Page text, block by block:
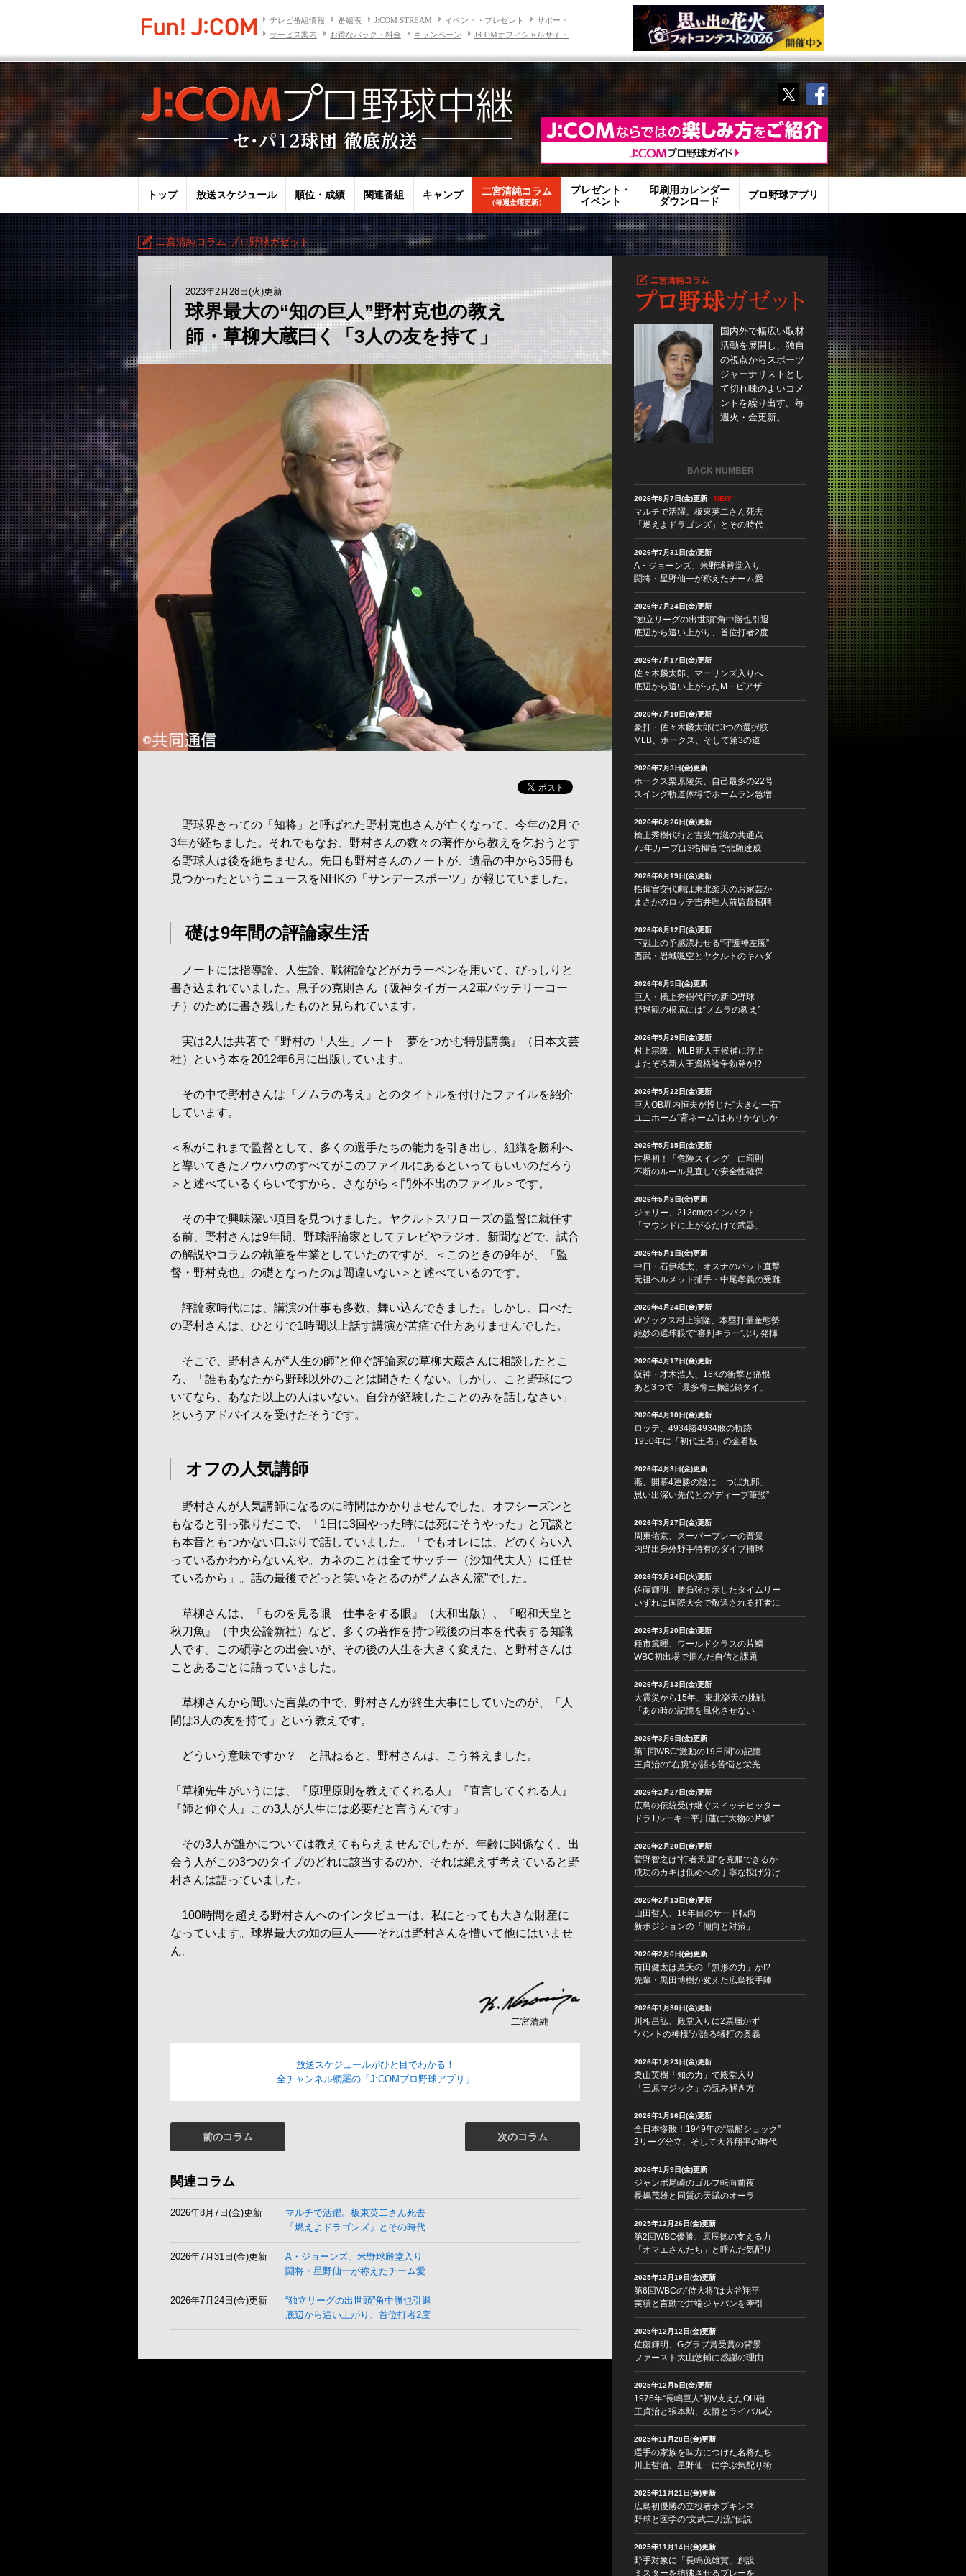
テレビ番組情報 番組表 J:COM STREAM イベント・プレゼント
サポート
サービス案内
お得なパック・料金 キャンペーン J:COMオフィシャルサイト
TwitterFacebook
トップ 放送スケジュール 順位・成績 関連番組 キャンプ 二宮清純コラム
（毎週金曜更新）
プレゼント・
イベント
印刷用カレンダー
ダウンロード
プロ野球アプリ
二宮清純コラム プロ野球ガゼット
2023年2月28日(火)更新
球界最大の“知の巨人”野村克也の教え
師・草柳大蔵曰く「3人の友を持て」
野球界きっての「知将」と呼ばれた野村克也さんが亡くなって、今年の2月で
3年が経ちました。それでもなお、野村さんの数々の著作から教えを乞おうとす
る野球人は後を絶ちません。先日も野村さんのノートが、遺品の中から35冊も
見つかったというニュースをNHKの「サンデースポーツ」が報じていました。
礎は9年間の評論家生活
ノートには指導論、人生論、戦術論などがカラーペンを用いて、びっしりと
書き込まれていました。息子の克則さん（阪神タイガース2軍バッテリーコー
チ）のために書き残したものと見られています。
実は2人は共著で『野村の「人生」ノート 夢をつかむ特別講義』（日本文芸
社）という本を2012年6月に出版しています。
その中で野村さんは『ノムラの考え』とのタイトルを付けたファイルを紹介
しています。
＜私がこれまで監督として、多くの選手たちの能力を引き出し、組織を勝利へ
と導いてきたノウハウのすべてがこのファイルにあるといってもいいのだろう
＞と述べているくらいですから、さながら＜門外不出のファイル＞です。
その中で興味深い項目を見つけました。ヤクルトスワローズの監督に就任す
る前、野村さんは9年間、野球評論家としてテレビやラジオ、新聞などで、試合
の解説やコラムの執筆を生業としていたのですが、＜このときの9年が、「監
督・野村克也」の礎となったのは間違いない＞と述べているのです。
評論家時代には、講演の仕事も多数、舞い込んできました。しかし、口べた
の野村さんは、ひとりで1時間以上話す講演が苦痛で仕方ありませんでした。
そこで、野村さんが“人生の師”と仰ぐ評論家の草柳大蔵さんに相談したとこ
ろ、「誰もあなたから野球以外のことは聞きたくない。しかし、こと野球につ
いてなら、あなた以上の人はいない。自分が経験したことのみを話しなさい」
というアドバイスを受けたそうです。
オフの人気講師
野村さんが人気講師になるのに時間はかかりませんでした。オフシーズンと
もなると引っ張りだこで、「1日に3回やった時には死にそうやった」と冗談と
も本音ともつかない口ぶりで話していました。「でもオレには、どのくらい入
っているかわからないんや。カネのことは全てサッチー（沙知代夫人）に任せ
ているから」。話の最後でどっと笑いをとるのが“ノムさん流”でした。
草柳さんは、『ものを見る眼 仕事をする眼』（大和出版）、『昭和天皇と
秋刀魚』（中央公論新社）など、多くの著作を持つ戦後の日本を代表する知識
人です。この碩学との出会いが、その後の人生を大きく変えた、と野村さんは
ことあるごとに語っていました。
草柳さんから聞いた言葉の中で、野村さんが終生大事にしていたのが、「人
間は3人の友を持て」という教えです。
どういう意味ですか？ と訊ねると、野村さんは、こう答えました。
「草柳先生がいうには、『原理原則を教えてくれる人』『直言してくれる人』
『師と仰ぐ人』この3人が人生には必要だと言うんです」
その3人が誰かについては教えてもらえませんでしたが、年齢に関係なく、出
会う人がこの3つのタイプのどれに該当するのか、それは絶えず考えていると野
村さんは語っていました。
100時間を超える野村さんへのインタビューは、私にとっても大きな財産に
なっています。球界最大の知の巨人――それは野村さんを惜いて他にはいませ
ん。
二宮清純
放送スケジュールがひと目でわかる！
全チャンネル網羅の「J:COMプロ野球アプリ」
前のコラム 次のコラム
関連コラム
2026年8月7日(金)更新
マルチで活躍。板東英二さん死去
「燃えよドラゴンズ」とその時代
2026年7月31日(金)更新
A・ジョーンズ、米野球殿堂入り
闘将・星野仙一が称えたチーム愛
2026年7月24日(金)更新
“独立リーグの出世頭”角中勝也引退
底辺から這い上がり、首位打者2度
国内外で幅広い取材
活動を展開し、独自
の視点からスポーツ
ジャーナリストとし
て切れ味のよいコメ
ントを繰り出す。毎
週火・金更新。
BACK NUMBER
2026年8月7日(金)更新 NEW
マルチで活躍。板東英二さん死去
「燃えよドラゴンズ」とその時代
2026年7月31日(金)更新
A・ジョーンズ、米野球殿堂入り
闘将・星野仙一が称えたチーム愛
2026年7月24日(金)更新
“独立リーグの出世頭”角中勝也引退
底辺から這い上がり、首位打者2度
2026年7月17日(金)更新
佐々木麟太郎、マーリンズ入りへ
底辺から這い上がったM・ピアザ
2026年7月10日(金)更新
豪打・佐々木麟太郎に3つの選択肢
MLB、ホークス、そして第3の道
2026年7月3日(金)更新
ホークス栗原陵矢、自己最多の22号
スイング軌道体得でホームラン急増
2026年6月26日(金)更新
橋上秀樹代行と古葉竹識の共通点
75年カープは3指揮官で悲願達成
2026年6月19日(金)更新
指揮官交代劇は東北楽天のお家芸か
まさかのロッテ吉井理人前監督招聘
2026年6月12日(金)更新
下剋上の予感漂わせる“守護神左腕”
西武・岩城颯空とヤクルトのキハダ
2026年6月5日(金)更新
巨人・橋上秀樹代行の新ID野球
野球観の根底には“ノムラの教え”
2026年5月29日(金)更新
村上宗隆、MLB新人王候補に浮上
またぞろ新人王資格論争勃発か!?
2026年5月22日(金)更新
巨人OB堀内恒夫が投じた“大きな一石”
ユニホーム“背ネーム”はありかなしか
2026年5月15日(金)更新
世界初！「危険スイング」に罰則
不断のルール見直しで安全性確保
2026年5月8日(金)更新
ジェリー、213cmのインパクト
「マウンドに上がるだけで武器」
2026年5月1日(金)更新
中日・石伊雄太、オスナのバット直撃
元祖ヘルメット捕手・中尾孝義の受難
2026年4月24日(金)更新
Wソックス村上宗隆、本塁打量産態勢
絶妙の選球眼で“審判キラー”ぶり発揮
2026年4月17日(金)更新
阪神・才木浩人、16Kの衝撃と痛恨
あと3つで「最多奪三振記録タイ」
2026年4月10日(金)更新
ロッテ、4934勝4934敗の軌跡
1950年に「初代王者」の金看板
2026年4月3日(金)更新
燕、開幕4連勝の陰に「つば九郎」
思い出深い先代との“ディープ筆談”
2026年3月27日(金)更新
周東佑京、スーパープレーの背景
内野出身外野手特有のダイブ捕球
2026年3月24日(火)更新
佐藤輝明、勝負強さ示したタイムリー
いずれは国際大会で敬遠される打者に
2026年3月20日(金)更新
種市篤暉、ワールドクラスの片鱗
WBC初出場で掴んだ自信と課題
2026年3月13日(金)更新
大震災から15年、東北楽天の挑戦
「あの時の記憶を風化させない」
2026年3月6日(金)更新
第1回WBC“激動の19日間”の記憶
王貞治の“右腕”が語る苦悩と栄光
2026年2月27日(金)更新
広島の伝統受け継ぐスイッチヒッター
ドラ1ルーキー平川蓮に“大物の片鱗”
2026年2月20日(金)更新
菅野智之は“打者天国”を克服できるか
成功のカギは低めへの丁寧な投げ分け
2026年2月13日(金)更新
山田哲人、16年目のサード転向
新ポジションの「傾向と対策」
2026年2月6日(金)更新
前田健太は楽天の「無形の力」か!?
先輩・黒田博樹が変えた広島投手陣
2026年1月30日(金)更新
川相昌弘、殿堂入りに2票届かず
“バントの神様”が語る犠打の奥義
2026年1月23日(金)更新
栗山英樹「知の力」で殿堂入り
「三原マジック」の読み解き方
2026年1月16日(金)更新
全日本惨敗！1949年の“黒船ショック”
2リーグ分立、そして大谷翔平の時代
2026年1月9日(金)更新
ジャンボ尾崎のゴルフ転向前夜
長嶋茂雄と同質の天賦のオーラ
2025年12月26日(金)更新
第2回WBC優勝、原辰徳の支える力
「オマエさんたち」と呼んだ気配り
2025年12月19日(金)更新
第6回WBCの“侍大将”は大谷翔平
実績と言動で井端ジャパンを牽引
2025年12月12日(金)更新
佐藤輝明、Gグラブ賞受賞の背景
ファースト大山悠輔に感謝の理由
2025年12月5日(金)更新
1976年“長嶋巨人”初V支えたOH砲
王貞治と張本勲、友情とライバル心
2025年11月28日(金)更新
選手の家族を味方につけた名将たち
川上哲治、星野仙一に学ぶ気配り術
2025年11月21日(金)更新
広島初優勝の立役者ホプキンス
野球と医学の“文武二刀流”伝説
2025年11月14日(金)更新
野手対象に「長嶋茂雄賞」創設
ミスターを彷彿させるプレーを